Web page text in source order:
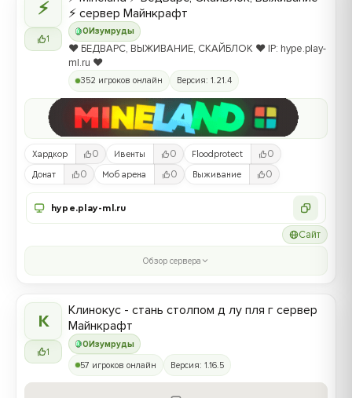
⚡
1
0 Изумруды
⚡ сервер Майнкрафт
❤️ БЕДВАРС, ВЫЖИВАНИЕ, СКАЙБЛОК ❤️ IP: hype.play-
ml.ru ❤️
352 игроков онлайн Версия: 1.21.4
Хардкор 0 Ивенты 0 Floodprotect 0
Донат 0 Моб арена 0 Выживание 0
hype.play-ml.ru
Сайт
Обзор сервера
К
1
0Изумруды
Клинокус - стань столпом д лу пля г сервер
Майнкрафт
57 игроков онлайн Версия: 1.16.5